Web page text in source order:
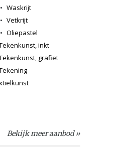
• Waskrijt
• Vetkrijt
• Oliepastel
inkt
grafiet
Bekijk meer aanbod »